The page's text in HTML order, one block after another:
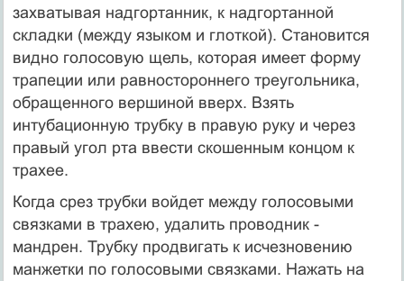
захватывая надгортанник, к надгортанной
складки (между языком и глоткой). Становится
видно голосовую щель, которая имеет форму
трапеции или равностороннего треугольника,
обращенного вершиной вверх. Взять
интубационную трубку в правую руку и через
правый угол рта ввести скошенным концом к
трахее.
Когда срез трубки войдет между голосовыми
связками в трахею, удалить проводник -
мандрен. Трубку продвигать к исчезновению
манжетки по голосовыми связками. Нажать на